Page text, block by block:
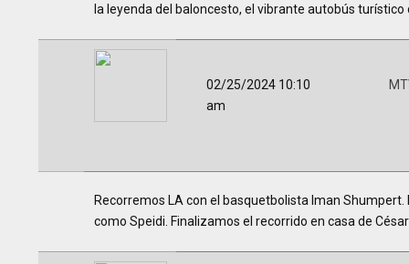
la leyenda del baloncesto, el vibrante autobús turístico
02/25/2024 10:10
am
Recorremos LA con el basquetbolista Iman
como Speidi. Finalizamos el recorrido en casa de